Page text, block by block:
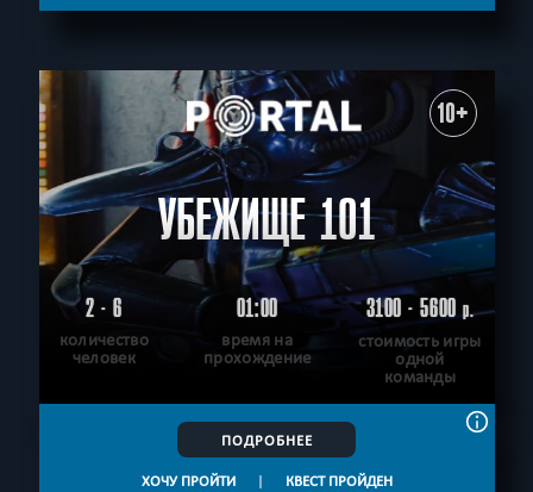
СБРОСИТЬ ФИЛЬТР ВСЕ КВЕСТЫ
10+
УБЕЖИЩЕ 101
2 - 6
количество
человек
01:00
время на
прохождение
3100 - 5600р.
стоимость игры
одной
команды
ПОДРОБНЕЕ
ХОЧУ ПРОЙТИ | КВЕСТ ПРОЙДЕН